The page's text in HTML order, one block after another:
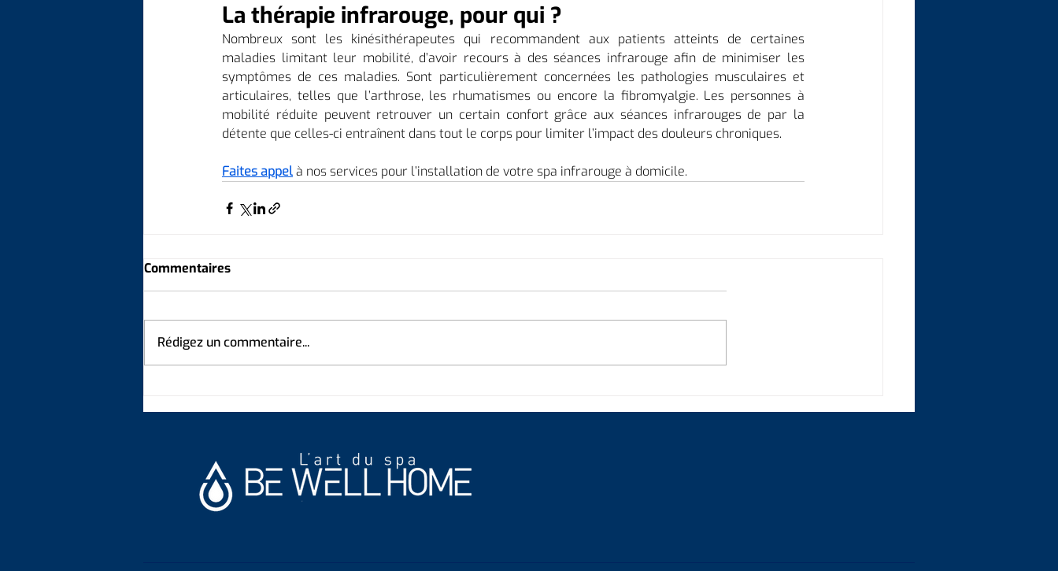
La thérapie infrarouge, pour qui ?
Nombreux sont les kinésithérapeutes qui recommandent aux patients atteints de certaines
maladies limitant leur mobilité, d’avoir recours à des séances infrarouge afin de minimiser les
symptômes de ces maladies. Sont particulièrement concernées les pathologies musculaires et
articulaires, telles que l’arthrose, les rhumatismes ou encore la fibromyalgie. Les personnes à
mobilité réduite peuvent retrouver un certain confort grâce aux séances infrarouges de par la
détente que celles-ci entraînent dans tout le corps pour limiter l’impact des douleurs chroniques.
Faites appelà nos services pour l’installation de votre spa infrarouge à domicile.
Commentaires
Rédigez un commentaire...